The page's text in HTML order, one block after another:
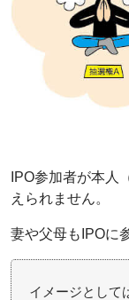
IPO参加者が本人
えられません。
妻や父母もIPOに
イメージとして